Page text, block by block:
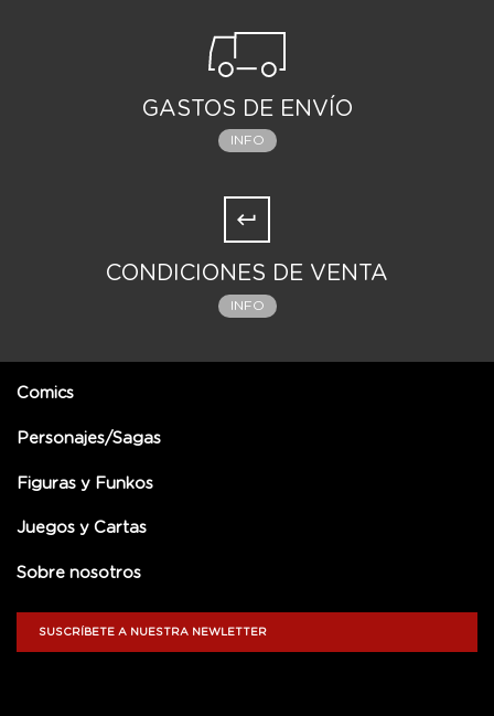
GASTOS DE ENVÍO
INFO
CONDICIONES DE VENTA
INFO
Comics
Personajes/Sagas
Figuras y Funkos
Juegos y Cartas
Sobre nosotros
SUSCRÍBETE A NUESTRA NEWLETTER